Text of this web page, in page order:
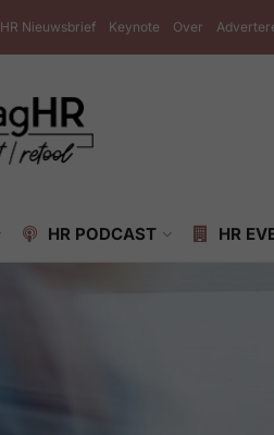
HR Nieuwsbrief Keynote Over
HR PODCAST HR